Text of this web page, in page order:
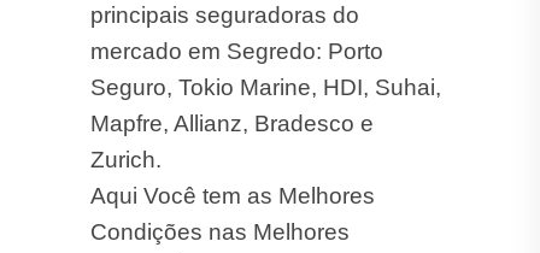
principais seguradoras do
mercado em Segredo: Porto
Seguro, Tokio Marine, HDI, Suhai,
Mapfre, Allianz, Bradesco e
Zurich.
Aqui Você tem as Melhores
Condições nas Melhores